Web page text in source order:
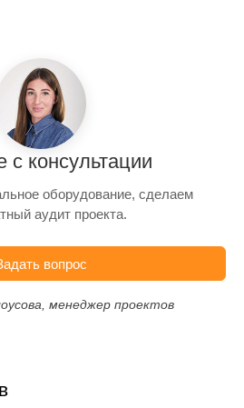
с консультации
оборудование, сделаем
аудит проекта.
вопрос
менеджер проектов